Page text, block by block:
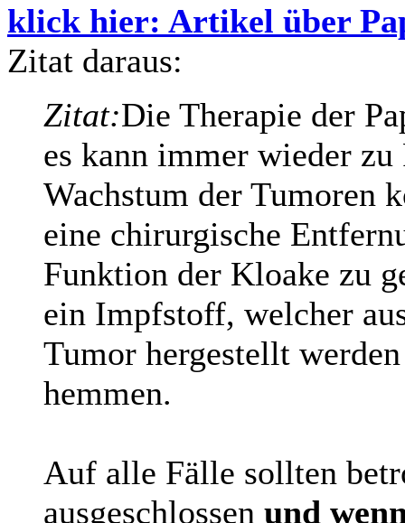
klick hier: Artikel über
Zitat daraus:
Zitat:Die Therapie der
es kann immer wieder
Wachstum der Tumoren
eine chirurgische
Funktion der Kloake zu
ein Impfstoff, welcher
Tumor hergestellt
hemmen.
Auf alle Fälle sollten
ausgeschlossen und